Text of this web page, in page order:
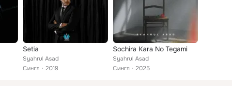
Setia
Syahrul Asad
Сингл
2019
Sochira Kara No Tegami
Syahrul Asad
Сингл
2025